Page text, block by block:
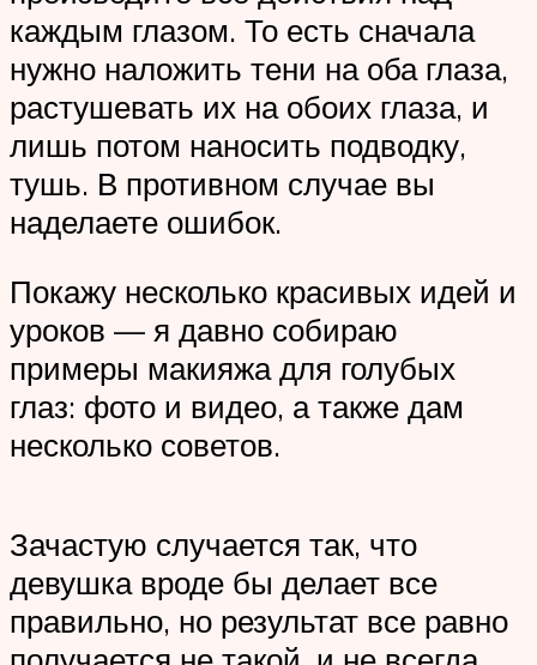
каждым глазом. То есть сначала
нужно наложить тени на оба глаза,
растушевать их на обоих глаза, и
лишь потом наносить подводку,
тушь. В противном случае вы
наделаете ошибок.
Покажу несколько красивых идей и
уроков — я давно собираю
примеры макияжа для голубых
глаз: фото и видео, а также дам
несколько советов.
Зачастую случается так, что
девушка вроде бы делает все
правильно, но результат все равно